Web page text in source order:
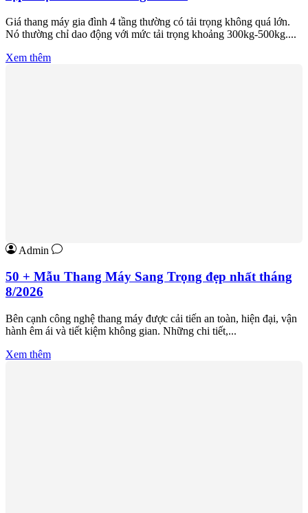
Giá thang máy gia đình 4 tầng thường có tải trọng không quá lớn.
Nó thường chỉ dao động với mức tải trọng khoảng 300kg-500kg....
Xem thêm
Admin
50 + Mẫu Thang Máy Sang Trọng đẹp nhất tháng
8/2026
Bên cạnh công nghệ thang máy được cải tiến an toàn, hiện đại, vận
hành êm ái và tiết kiệm không gian. Những chi tiết,...
Xem thêm